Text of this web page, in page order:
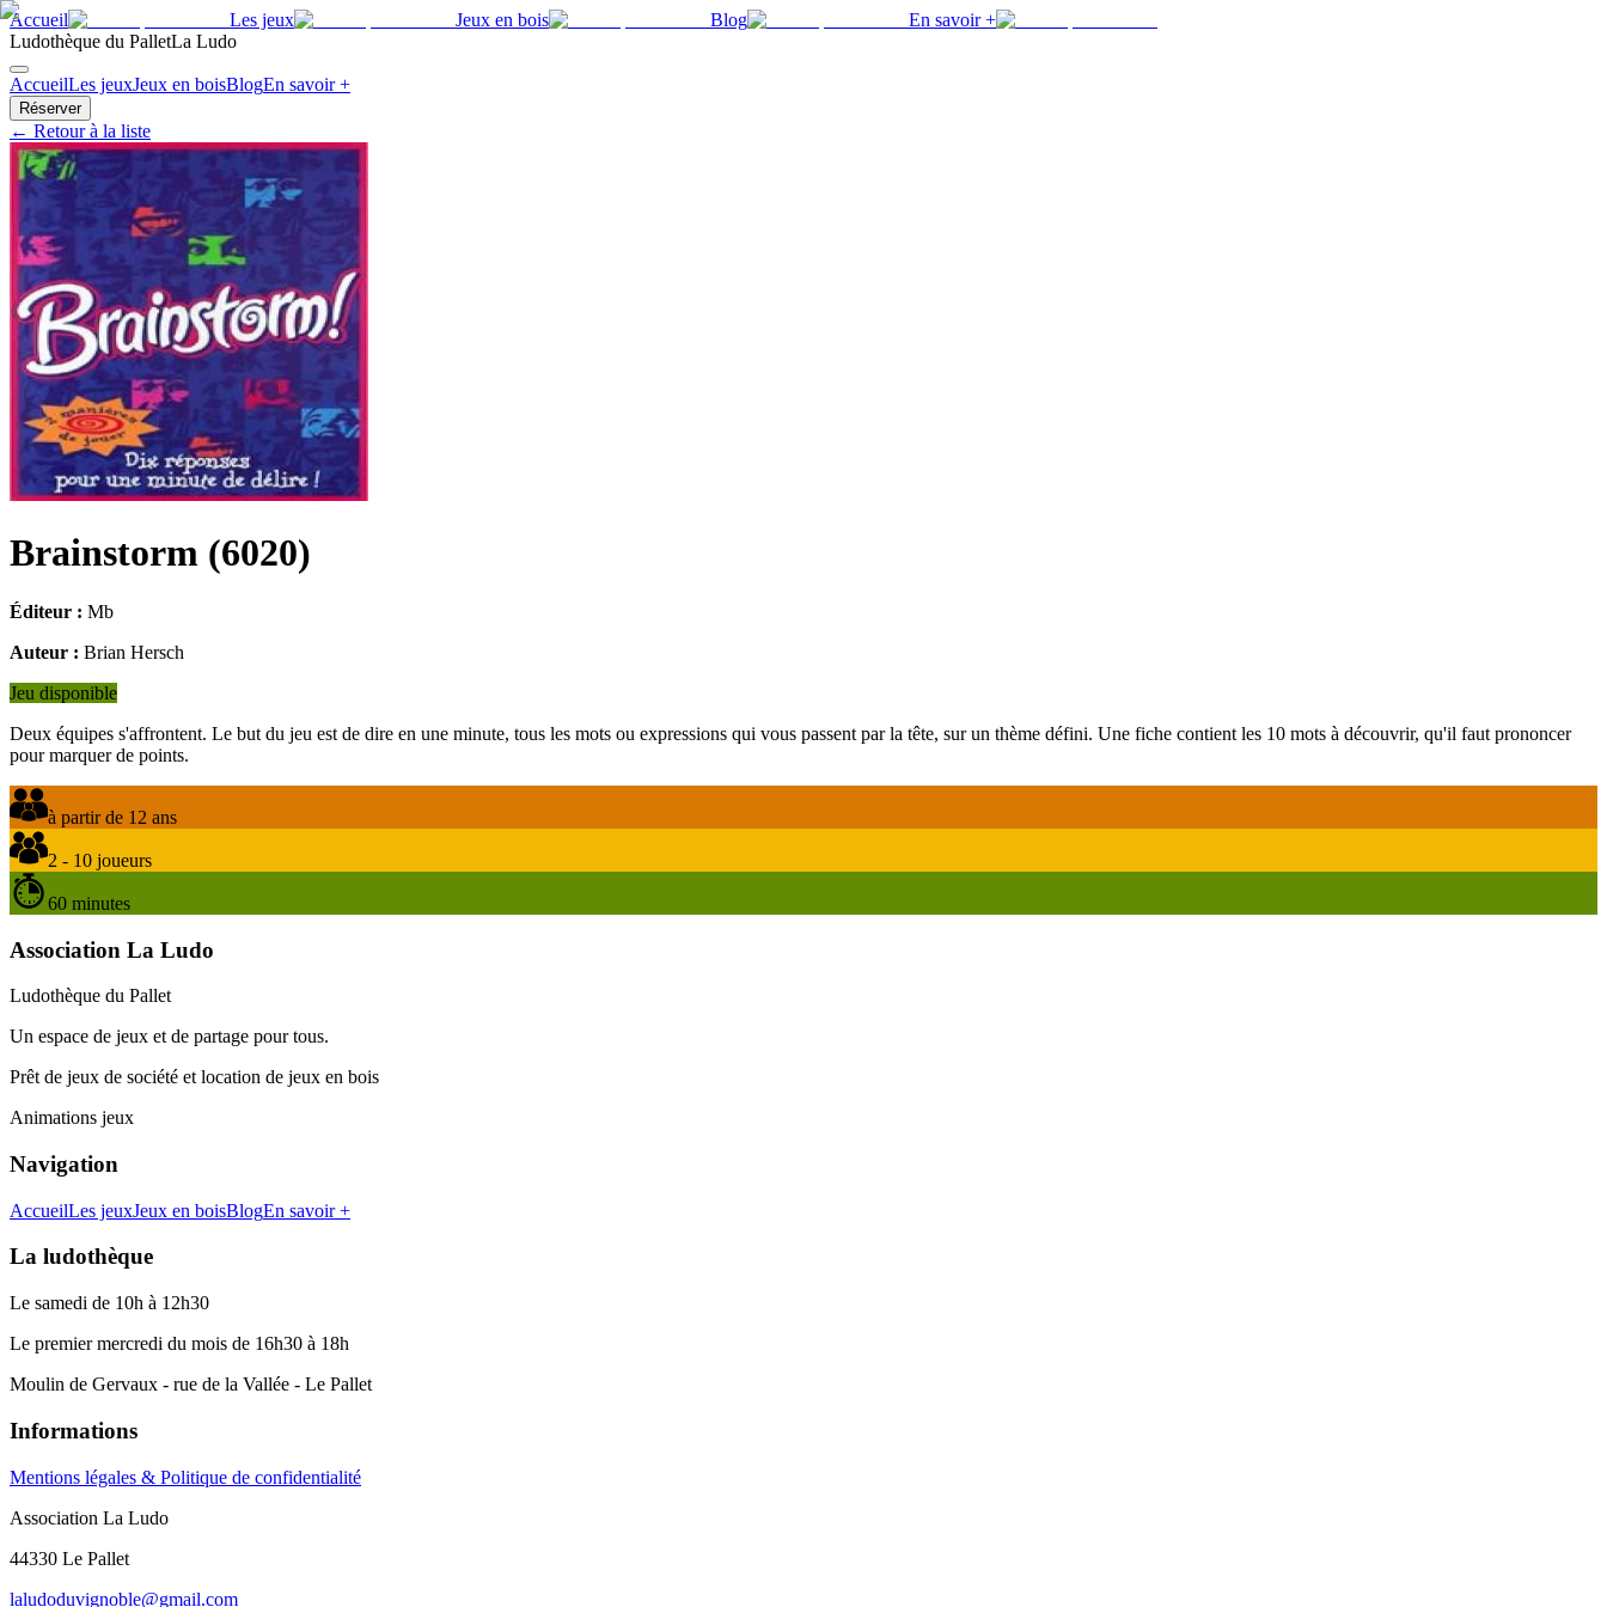
Accueil Les jeux Jeux en bois Blog
En savoir +
Ludothèque du PalletLa Ludo
AccueilLes jeuxJeux en boisBlogEn savoir +
Réserver
← Retour à la liste
Brainstorm (6020)
Éditeur : Mb
Auteur : Brian Hersch
Jeu disponible
Deux équipes s'affrontent. Le but du jeu est de dire en une minute, tous les mots ou expressions qui vous passent par la tête, sur un thème défini. Une fiche contient les 10 mots à découvrir, qu'il faut prononcer
pour marquer de points.
à partir de 12 ans
2 - 10 joueurs
60 minutes
Association La Ludo
Ludothèque du Pallet
Un espace de jeux et de partage pour tous.
Prêt de jeux de société et location de jeux en bois
Animations jeux
Navigation
AccueilLes jeuxJeux en boisBlogEn savoir +
La ludothèque
Le samedi de 10h à 12h30
Le premier mercredi du mois de 16h30 à 18h
Moulin de Gervaux - rue de la Vallée - Le Pallet
Informations
Mentions légales & Politique de confidentialité
Association La Ludo
44330 Le Pallet
laludoduvignoble@gmail.com